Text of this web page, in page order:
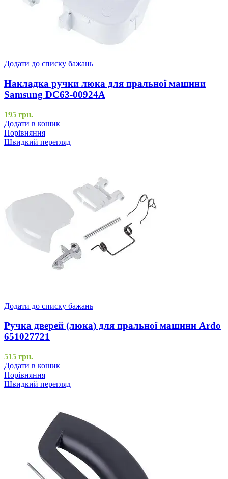
Додати до списку бажань
Накладка ручки люка для пральної машини
Samsung DC63-00924A
195 грн.
Додати в кошик
Порівняння
Швидкий перегляд
Додати до списку бажань
Ручка дверей (люка) для пральної машини Ardo
651027721
515 грн.
Додати в кошик
Порівняння
Швидкий перегляд